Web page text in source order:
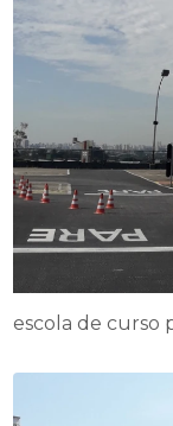
escola de curso